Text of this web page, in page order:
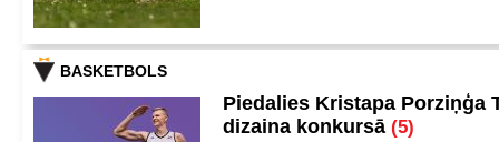
BASKETBOLS
Piedalies Kristapa Porziņģa
dizaina konkursā (5)